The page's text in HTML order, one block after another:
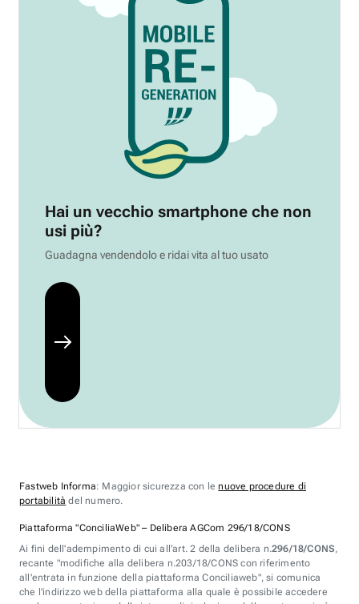
Hai un vecchio smartphone che non
usi più?
Guadagna vendendolo e ridai vita al tuo usato
Fastweb Informa: Maggior sicurezza con lenuove procedure di
portabilità del numero.
Piattaforma "ConciliaWeb" – Delibera AGCom 296/18/CONS
Ai fini dell'adempimento di cui all'art. 2 della delibera n.296/18/CONS,
recante "modifiche alla delibera n.203/18/CONS con riferimento
all'entrata in funzione della piattaforma Conciliaweb", si comunica
che l'indirizzo web della piattaforma alla quale è possibile accedere